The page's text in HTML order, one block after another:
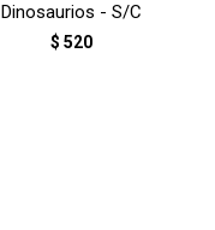
Dinosaurios - S/C
$ 520